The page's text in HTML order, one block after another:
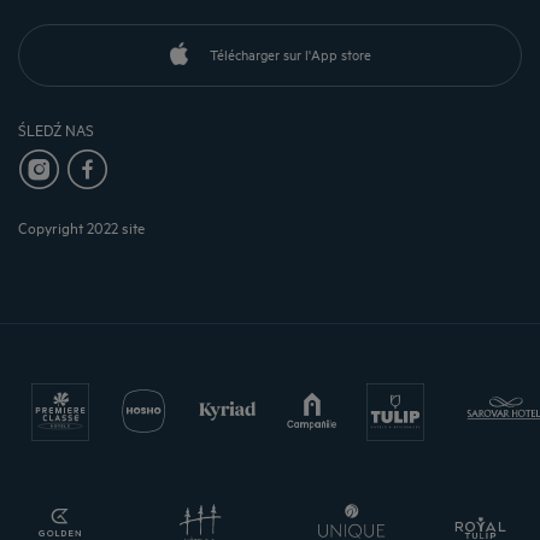
Télécharger sur l'App store
ŚLEDŹ NAS
Copyright 2022 site